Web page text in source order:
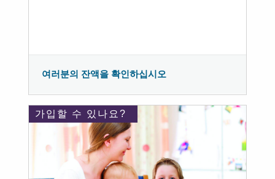
여러분의 잔액을 확인하십시오
가입할 수 있나요?